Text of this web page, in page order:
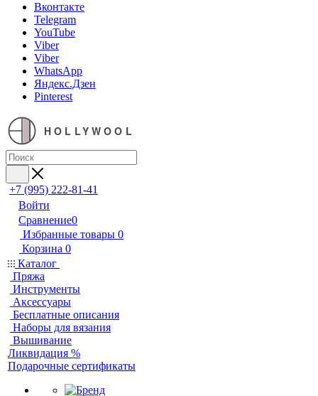
Вконтакте
Telegram
YouTube
Viber
Viber
WhatsApp
Яндекс.Дзен
Pinterest
HOLLYWOOL
+7 (995) 222-81-41
Войти
Сравнение0
Избранные товары 0
Корзина 0
Каталог
Пряжа
Инструменты
Аксессуары
Бесплатные описания
Наборы для вязания
Вышивание
Ликвидация %
Подарочные сертификаты